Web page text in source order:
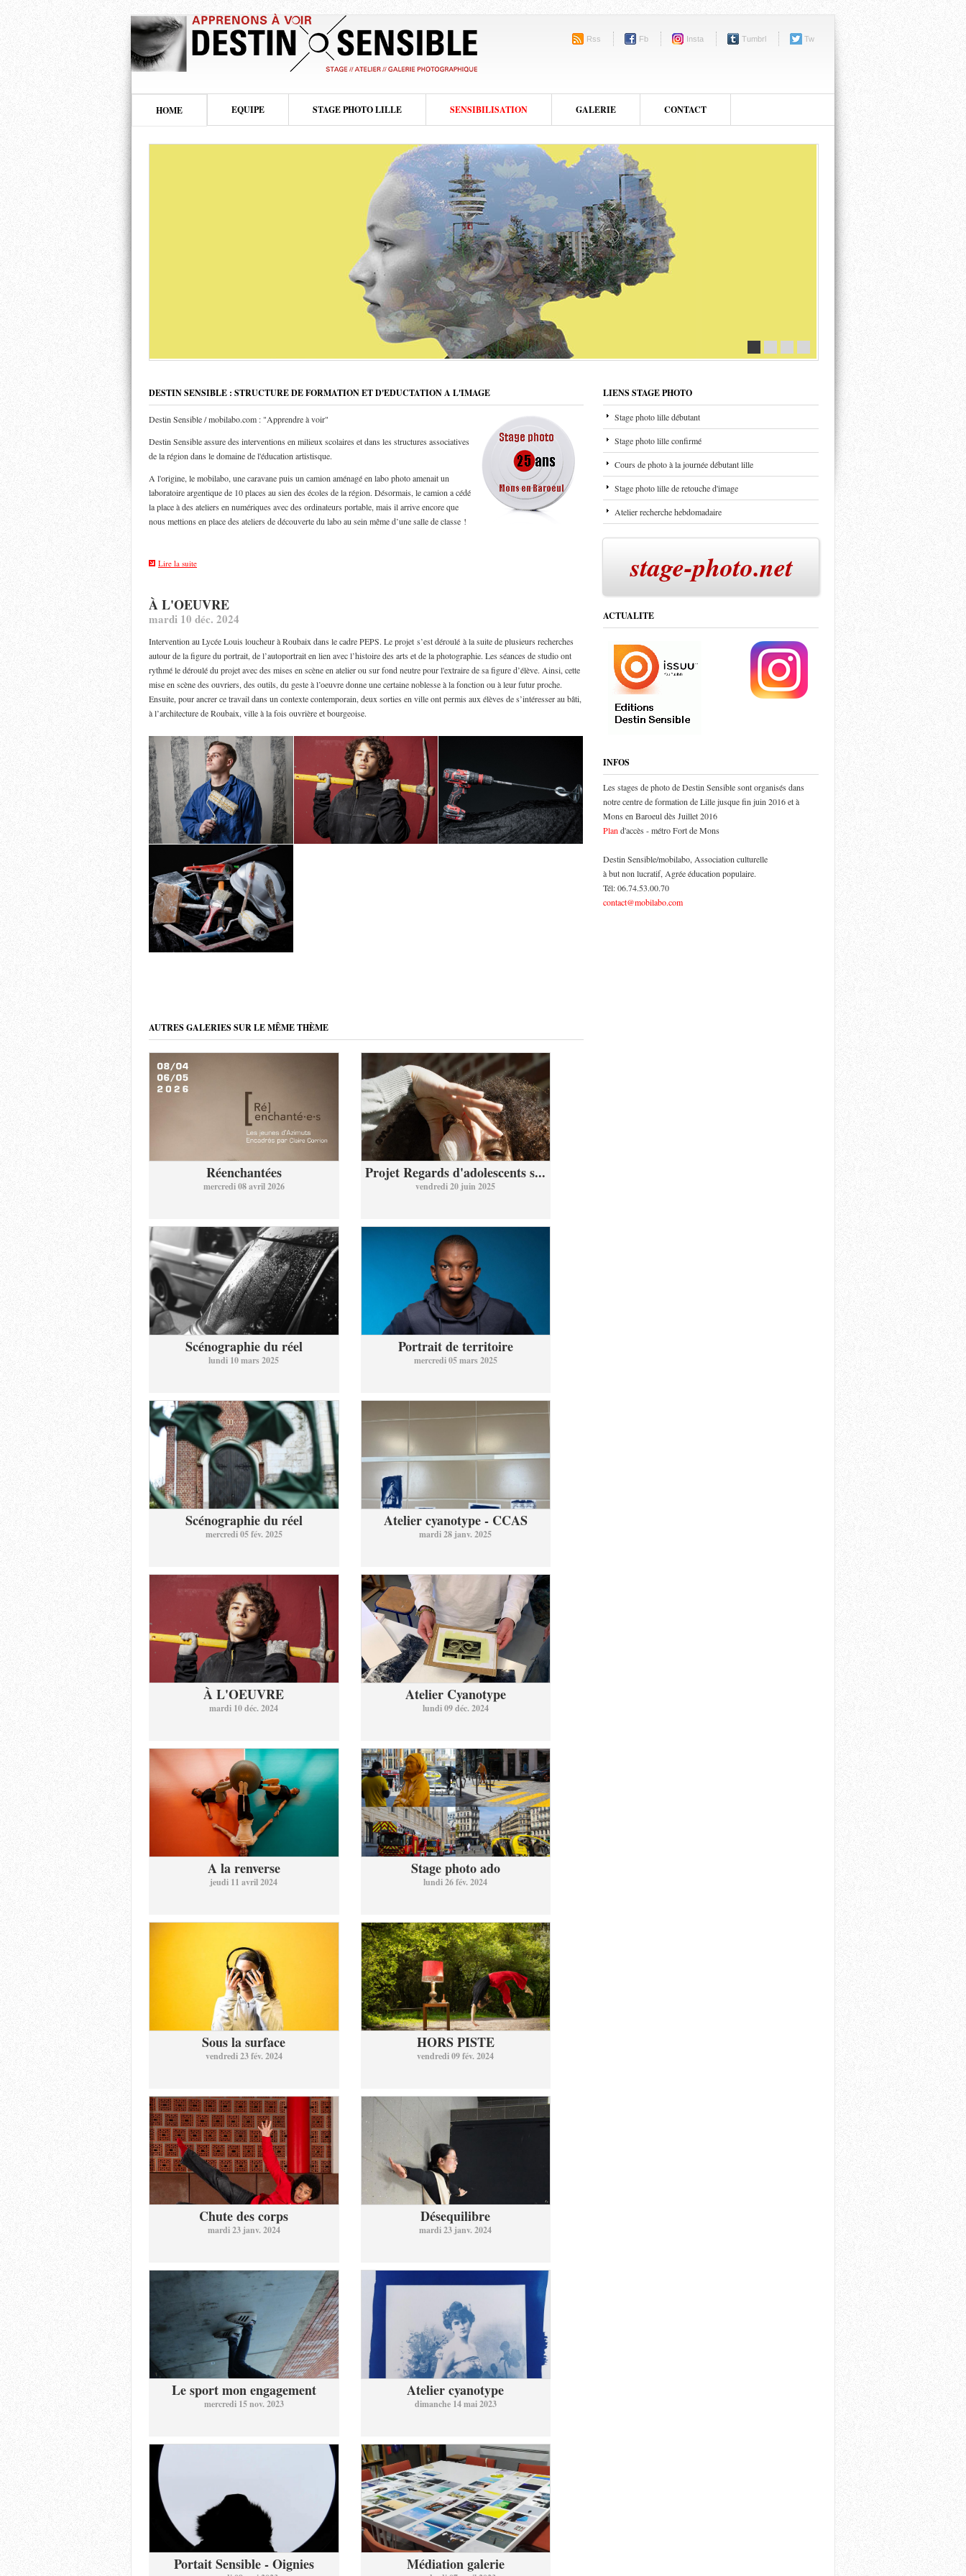
Rss Fb Insta Tumbrl Tw
HOME EQUIPE STAGE PHOTO LILLE SENSIBILISATION GALERIE CONTACT
DESTIN SENSIBLE : STRUCTURE DE FORMATION ET D'EDUCTATION A L'IMAGE
Destin Sensible / mobilabo.com : "Apprendre à voir"
Destin Sensible assure des interventions en milieux scolaires et dans les structures associatives
de la région dans le domaine de l'éducation artistisque.
A l'origine, le mobilabo, une caravane puis un camion aménagé en labo photo amenait un
laboratoire argentique de 10 places au sien des écoles de la région. Désormais, le camion a cédé
la place à des ateliers en numériques avec des ordinateurs portable, mais il arrive encore que
nous mettions en place des ateliers de découverte du labo au sein même d’une salle de classe !
Lire la suite
À L'OEUVRE
mardi 10 déc. 2024
Intervention au Lycée Louis loucheur à Roubaix dans le cadre PEPS. Le projet s’est déroulé à la suite de plusieurs recherches
autour de la figure du portrait, de l’autoportrait en lien avec l’histoire des arts et de la photographie. Les séances de studio ont
rythmé le déroulé du projet avec des mises en scène en atelier ou sur fond neutre pour l'extraire de sa figure d’élève. Ainsi, cette
mise en scène des ouvriers, des outils, du geste à l’oeuvre donne une certaine noblesse à la fonction ou à leur futur proche.
Ensuite, pour ancrer ce travail dans un contexte contemporain, deux sorties en ville ont permis aux élèves de s’intéresser au bâti,
à l’architecture de Roubaix, ville à la fois ouvrière et bourgeoise.
AUTRES GALERIES SUR LE MÊME THÈME
Réenchantées
mercredi 08 avril 2026
Projet Regards d'adolescents s...
vendredi 20 juin 2025
Scénographie du réel
lundi 10 mars 2025
Portrait de territoire
mercredi 05 mars 2025
Scénographie du réel
mercredi 05 fév. 2025
Atelier cyanotype - CCAS
mardi 28 janv. 2025
À L'OEUVRE
mardi 10 déc. 2024
Atelier Cyanotype
lundi 09 déc. 2024
A la renverse
jeudi 11 avril 2024
Stage photo ado
lundi 26 fév. 2024
Sous la surface
vendredi 23 fév. 2024
HORS PISTE
vendredi 09 fév. 2024
Chute des corps
mardi 23 janv. 2024
Désequilibre
mardi 23 janv. 2024
Le sport mon engagement
mercredi 15 nov. 2023
Atelier cyanotype
dimanche 14 mai 2023
Portait Sensible - Oignies Médiation galerie
LIENS STAGE PHOTO
Stage photo lille débutant
Stage photo lille confirmé
Cours de photo à la journée débutant lille
Stage photo lille de retouche d'image
Atelier recherche hebdomadaire
stage-photo.net
ACTUALITE
INFOS
Les stages de photo de Destin Sensible sont organisés dans
notre centre de formation de Lille jusque fin juin 2016 et à
Mons en Baroeul dès Juillet 2016
Plan d'accès - métro Fort de Mons
Destin Sensible/mobilabo, Association culturelle
à but non lucratif, Agrée éducation populaire.
Tél: 06.74.53.00.70
contact@mobilabo.com